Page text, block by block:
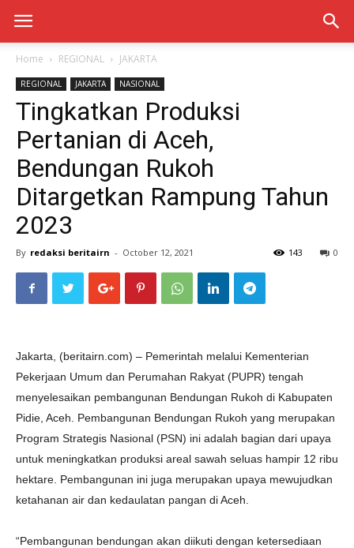
Home REGIONAL JAKARTA
REGIONAL JAKARTA NASIONAL
Tingkatkan Produksi
Pertanian di Aceh,
Bendungan Rukoh
Ditargetkan Rampung Tahun
2023
By redaksi beritairn - October 12, 2021 0
143
Jakarta, (beritairn.com) – Pemerintah melalui Kementerian
Pekerjaan Umum dan Perumahan Rakyat (PUPR) tengah
menyelesaikan pembangunan Bendungan Rukoh di Kabupaten
Pidie, Aceh. Pembangunan Bendungan Rukoh yang merupakan
Program Strategis Nasional (PSN) ini adalah bagian dari upaya
untuk meningkatkan produksi areal sawah seluas hampir 12 ribu
hektare. Pembangunan ini juga merupakan upaya mewujudkan
ketahanan air dan kedaulatan pangan di Aceh.
“Pembangunan bendungan akan diikuti dengan ketersediaan